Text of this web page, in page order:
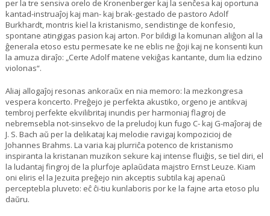
per la tre sensiva orelo de Kronenberger kaj la senĉesa kaj oportuna
kantad-instruaĵoj kaj man- kaj brak-gestado de pastoro Adolf
Burkhardt, montris kiel la kristanismo, sendistinge de konfesio,
spontane atingigas pasion kaj arton. Por bildigi la komunan aliĝon al la
ĝenerala etoso estu permesate ke ne eblis ne ĝoji kaj ne konsenti kun
la amuza diraĵo: „Certe Adolf matene vekiĝas kantante, dum lia edzino
violonas“.
Aliaj allogaĵoj resonas ankoraŭx en nia memoro: la mezkongresa
vespera koncerto. Preĝejo je perfekta akustiko, orgeno je antikvaj
tembroj perfekte ekvilibritaj inundis per harmoniaj flagroj de
nebremsebla not-sinsekvo de la preludoj kun fugo C- kaj G-maĵoraj de
J. S. Bach aŭ per la delikataj kaj melodie ravigaj kompozicioj de
Johannes Brahms. La varia kaj plurriĉa potenco de kristanismo
inspiranta la kristanan muzikon sekure kaj intense fluiĝis, se tiel diri, el
la ludantaj fingroj de la plurfoje aplaŭdata majstro Ernst Leuze. Kiam
oni eliris el la Jezuita preĝejo nin akceptis subtila kaj apenaŭ
perceptebla pluveto: eĉ ĉi-tiu kunlaboris por ke la fajne arta etoso plu
daŭru.